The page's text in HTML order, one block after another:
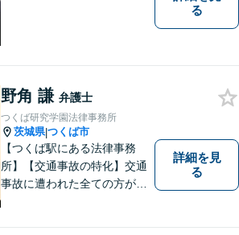
る
野角 謙 弁護士
つくば研究学園法律事務所
茨城県|つくば市
【つくば駅にある法律事務
所】【交通事故の特化】交通
事故に遭われた全ての方が適
詳細を見
る